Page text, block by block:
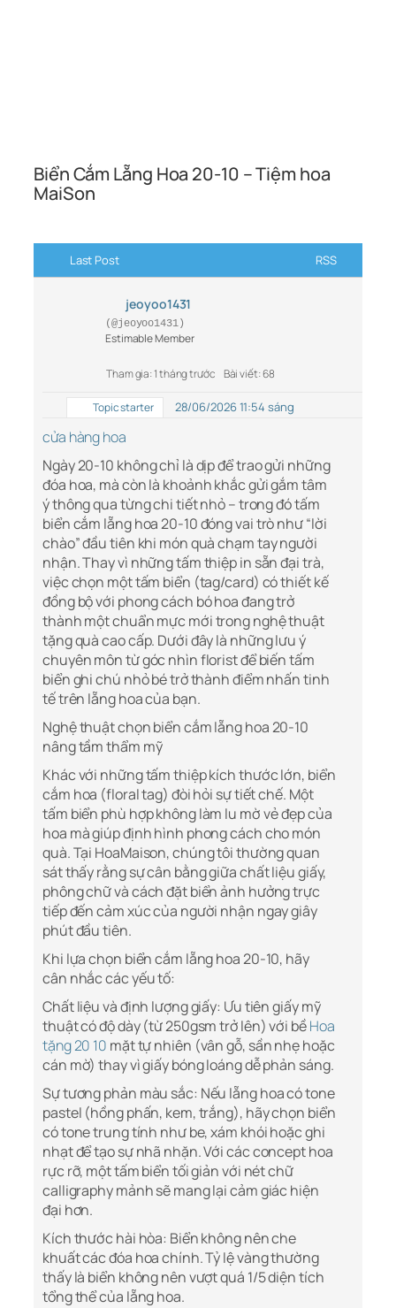
Biển Cắm Lẵng Hoa 20-10 – Tiệm hoa
MaiSon
Last Post RSS
jeoyoo1431
(@jeoyoo1431)
Estimable Member
Tham gia: 1 tháng trước Bài viết: 68
Topic starter 28/06/2026 11:54 sáng
cửa hàng hoa
Ngày 20-10 không chỉ là dịp để trao gửi những
đóa hoa, mà còn là khoảnh khắc gửi gắm tâm
ý thông qua từng chi tiết nhỏ – trong đó tấm
biển cắm lẵng hoa 20-10 đóng vai trò như “lời
chào” đầu tiên khi món quà chạm tay người
nhận. Thay vì những tấm thiệp in sẵn đại trà,
việc chọn một tấm biển (tag/card) có thiết kế
đồng bộ với phong cách bó hoa đang trở
thành một chuẩn mực mới trong nghệ thuật
tặng quà cao cấp. Dưới đây là những lưu ý
chuyên môn từ góc nhìn florist để biến tấm
biển ghi chú nhỏ bé trở thành điểm nhấn tinh
tế trên lẵng hoa của bạn.
Nghệ thuật chọn biển cắm lẵng hoa 20-10
nâng tầm thẩm mỹ
Khác với những tấm thiệp kích thước lớn, biển
cắm hoa (floral tag) đòi hỏi sự tiết chế. Một
tấm biển phù hợp không làm lu mờ vẻ đẹp của
hoa mà giúp định hình phong cách cho món
quà. Tại HoaMaison, chúng tôi thường quan
sát thấy rằng sự cân bằng giữa chất liệu giấy,
phông chữ và cách đặt biển ảnh hưởng trực
tiếp đến cảm xúc của người nhận ngay giây
phút đầu tiên.
Khi lựa chọn biển cắm lẵng hoa 20-10, hãy
cân nhắc các yếu tố:
Chất liệu và định lượng giấy: Ưu tiên giấy mỹ
thuật có độ dày (từ 250gsm trở lên) với bềHoa
tặng 20 10 mặt tự nhiên (vân gỗ, sần nhẹ hoặc
cán mờ) thay vì giấy bóng loáng dễ phản sáng.
Sự tương phản màu sắc: Nếu lẵng hoa có tone
pastel (hồng phấn, kem, trắng), hãy chọn biển
có tone trung tính như be, xám khói hoặc ghi
nhạt để tạo sự nhã nhặn. Với các concept hoa
rực rỡ, một tấm biển tối giản với nét chữ
calligraphy mảnh sẽ mang lại cảm giác hiện
đại hơn.
Kích thước hài hòa: Biển không nên che
khuất các đóa hoa chính. Tỷ lệ vàng thường
thấy là biển không nên vượt quá 1/5 diện tích
tổng thể của lẵng hoa.